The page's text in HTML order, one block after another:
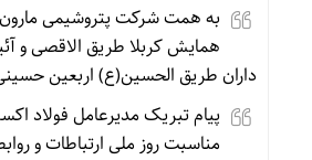
به همت شرکت پتروشیمی
همایش کربلا طریق الاقصی و
داران طریق الحسین(ع) اربعین
پیام تبریک مدیرعامل فولاد
مناسبت روز ملی ارتباطات و